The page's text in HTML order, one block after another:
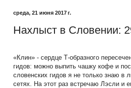
среда, 21 июня 2017 г.
Нахлыст в Словении:
«Клин» - сердце Т-образного
гидов: можно выпить чашку кофе и
словенских гидов я не только знаю в
сетях. На этот раз встречаю Лэсли и